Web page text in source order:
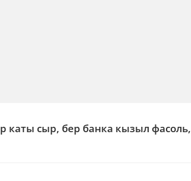
каты сыр, бер банка кызыл фасоль,